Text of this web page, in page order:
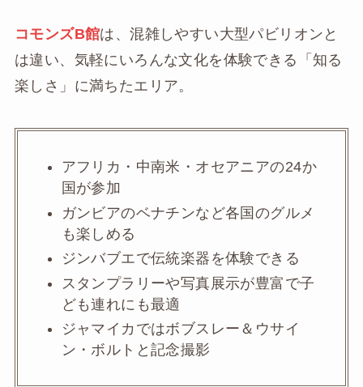
コモンズB館は、混雑しやすい大型パビリオンと
は違い、気軽にいろんな文化を体験できる「知る
楽しさ」に満ちたエリア。
アフリカ・中南米・オセアニアの24か
国が参加
ガンビアのベナチンなど各国のグルメ
も楽しめる
ジンバブエで伝統楽器を体験できる
スタンプラリーや写真展示が豊富で子
ども連れにも最適
ジャマイカではボブスレー＆ウサイ
ン・ボルトと記念撮影